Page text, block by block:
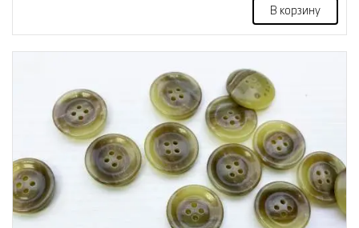
В корзину